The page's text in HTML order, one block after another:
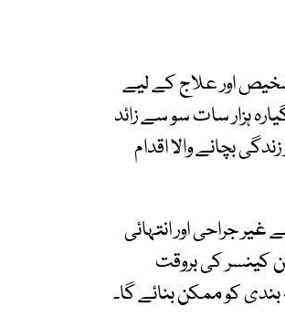
اور علاج کے لیے
ہزار سات سو سے زائد
بچانے والا اقدام
غیر جراحی اور انتہائی
کینسر کی بروقت
کو ممکن بنائے گا۔